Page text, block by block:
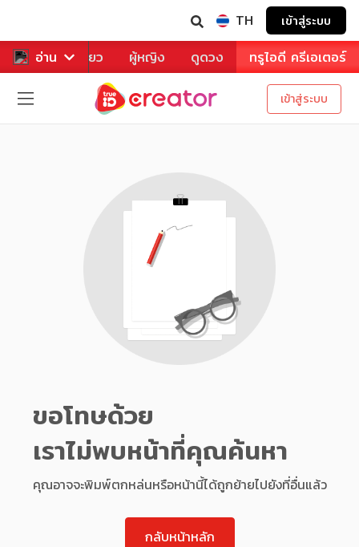
TH เข้าสู่ระบบ
อ่าน
หาร ท่องเที่ยว ผู้หญิง ดูดวง ทรูไอดี ครีเอเตอร์
เข้าสู่ระบบ
ขอโทษด้วย
เราไม่พบหน้าที่คุณค้นหา
คุณอาจจะพิมพ์ตกหล่นหรือหน้านี้ได้ถูกย้ายไปยังที่อื่นแล้ว
กลับหน้าหลัก